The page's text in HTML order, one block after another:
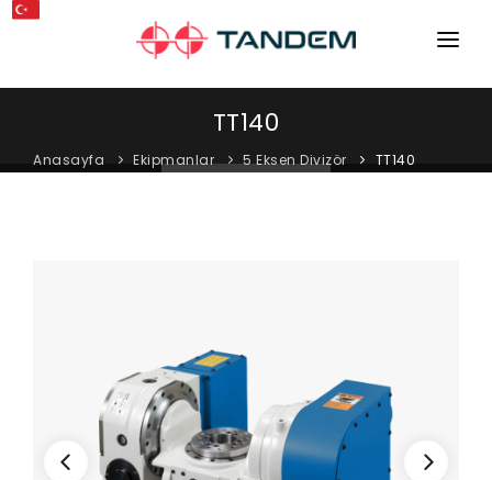
ANA SAYFA
İLETIŞIM
TT140
Anasayfa Ekipmanlar 5 Eksen Divizör TT140